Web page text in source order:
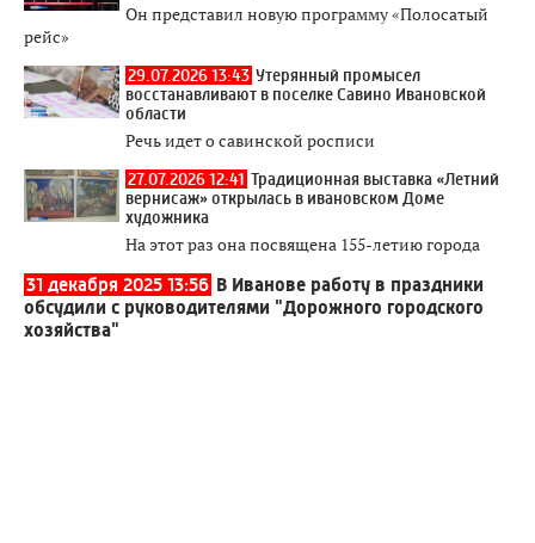
Он представил новую программу «Полосатый
рейс»
29.07.2026 13:43 Утерянный промысел
восстанавливают в поселке Савино Ивановской
области
Речь идет о савинской росписи
27.07.2026 12:41 Традиционная выставка «Летний
вернисаж» открылась в ивановском Доме
художника
На этот раз она посвящена 155-летию города
31 декабря 2025 13:56 В Иванове работу в праздники
обсудили с руководителями "Дорожного городского
хозяйства"